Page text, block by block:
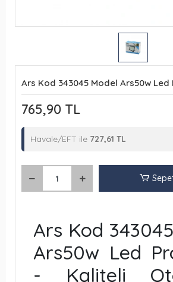
Ars Kod 343045 Model Ars50w
765,90 TL
Havale/EFT ile 727,61 TL
Ars Kod
Ars50w Led
- Kaliteli